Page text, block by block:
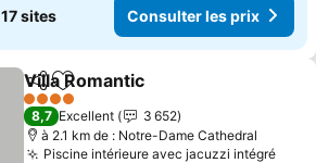
17 sites Consulter les prix
PartagerAjouter à mes favoris
Villa Romantic
4 Étoiles
8,7 Excellent
3 652
à 2.1 km de : Notre-Dame Cathedral
Piscine intérieure avec jacuzzi intégré